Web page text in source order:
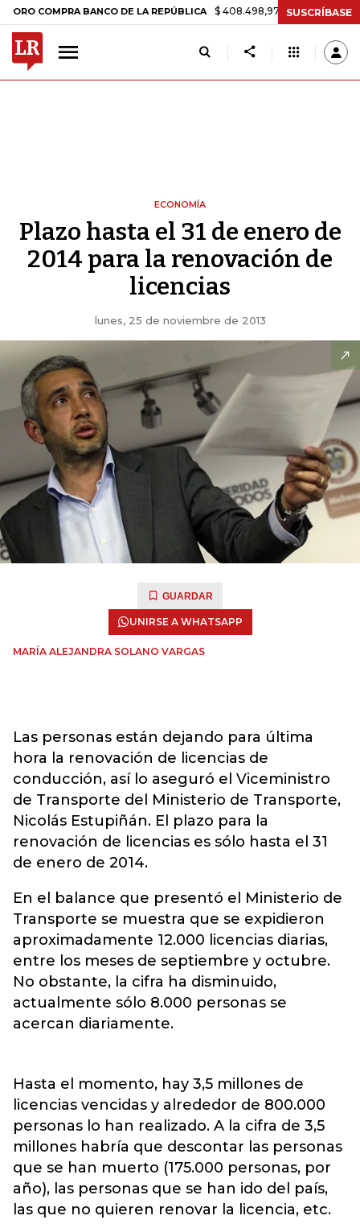
BANCO DE LA REPÚBLICA $ 408.498,97 +$ 8.753,81 +2,19%
SUSCRÍBASE
ECONOMÍA
Plazo hasta el 31 de enero de
2014 para la renovación de
licencias
lunes, 25 de noviembre de 2013
GUARDAR
UNIRSE A WHATSAPP
MARÍA ALEJANDRA SOLANO VARGAS
Las personas están dejando para última
hora la renovación de licencias de
conducción, así lo aseguró el Viceministro
de Transporte del Ministerio de Transporte,
Nicolás Estupiñán. El plazo para la
renovación de licencias es sólo hasta el 31
de enero de 2014.
En el balance que presentó el Ministerio de
Transporte se muestra que se expidieron
aproximadamente 12.000 licencias diarias,
entre los meses de septiembre y octubre.
No obstante, la cifra ha disminuido,
actualmente sólo 8.000 personas se
acercan diariamente.
Hasta el momento, hay 3,5 millones de
licencias vencidas y alrededor de 800.000
personas lo han realizado. A la cifra de 3,5
millones habría que descontar las personas
que se han muerto (175.000 personas, por
año), las personas que se han ido del país,
las que no quieren renovar la licencia, etc.